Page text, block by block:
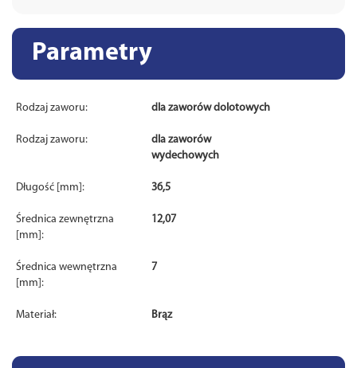
Parametry
Rodzaj zaworu: dla zaworów dolotowych
Rodzaj zaworu:
dla zaworów
wydechowych
Długość [mm]: 36,5
Średnica zewnętrzna
[mm]:
12,07
Średnica wewnętrzna
[mm]:
7
Materiał: Brąz